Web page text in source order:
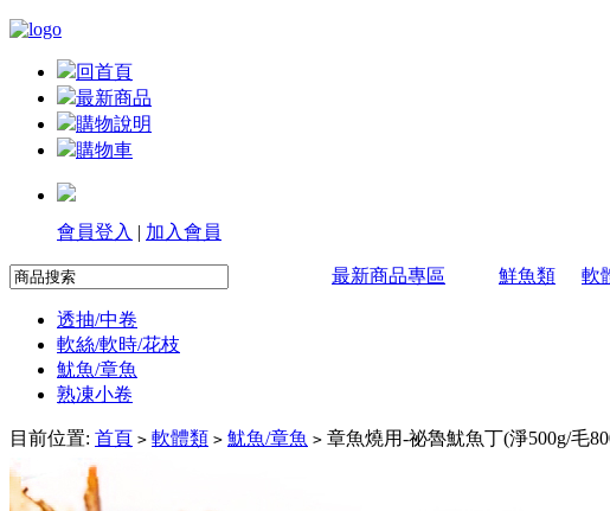
回首頁
最新商品
購物說明
購物車
會員登入 | 加入會員
最新商品專區 鮮魚類 軟
透抽/中卷
軟絲/軟時/花枝
魷魚/章魚
熟凍小卷
目前位置: 首頁 > 軟體類 > 魷魚/章魚 > 章魚燒用-祕魯魷魚丁(淨500g/毛